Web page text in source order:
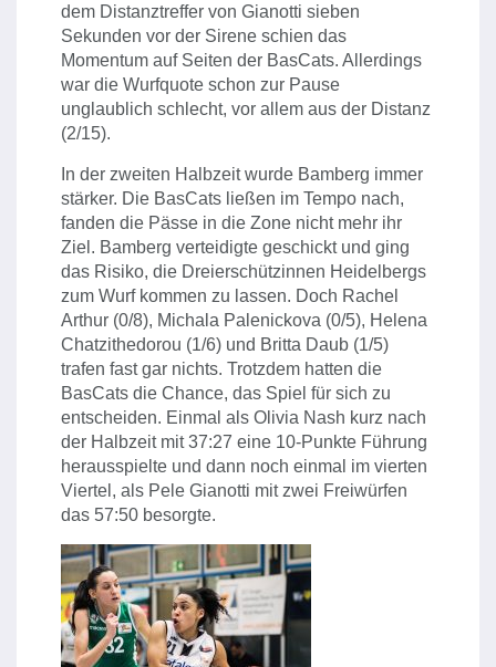
dem Distanztreffer von Gianotti sieben
Sekunden vor der Sirene schien das
Momentum auf Seiten der BasCats. Allerdings
war die Wurfquote schon zur Pause
unglaublich schlecht, vor allem aus der Distanz
(2/15).
In der zweiten Halbzeit wurde Bamberg immer
stärker. Die BasCats ließen im Tempo nach,
fanden die Pässe in die Zone nicht mehr ihr
Ziel. Bamberg verteidigte geschickt und ging
das Risiko, die Dreierschützinnen Heidelbergs
zum Wurf kommen zu lassen. Doch Rachel
Arthur (0/8), Michala Palenickova (0/5), Helena
Chatzithedorou (1/6) und Britta Daub (1/5)
trafen fast gar nichts. Trotzdem hatten die
BasCats die Chance, das Spiel für sich zu
entscheiden. Einmal als Olivia Nash kurz nach
der Halbzeit mit 37:27 eine 10-Punkte Führung
herausspielte und dann noch einmal im vierten
Viertel, als Pele Gianotti mit zwei Freiwürfen
das 57:50 besorgte.